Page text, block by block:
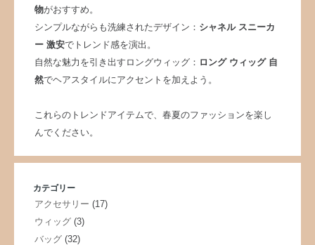
物がおすすめ。
シンプルながらも洗練されたデザイン： シャネル スニーカ
ー 激安でトレンド感を演出。
自然な魅力を引き出すロングウィッグ： ロング ウィッグ 自
然でヘアスタイルにアクセントを加えよう。
これらのトレンドアイテムで、春夏のファッションを楽し
んでください。
カテゴリー
アクセサリー (17)
ウィッグ(3)
バッグ(32)